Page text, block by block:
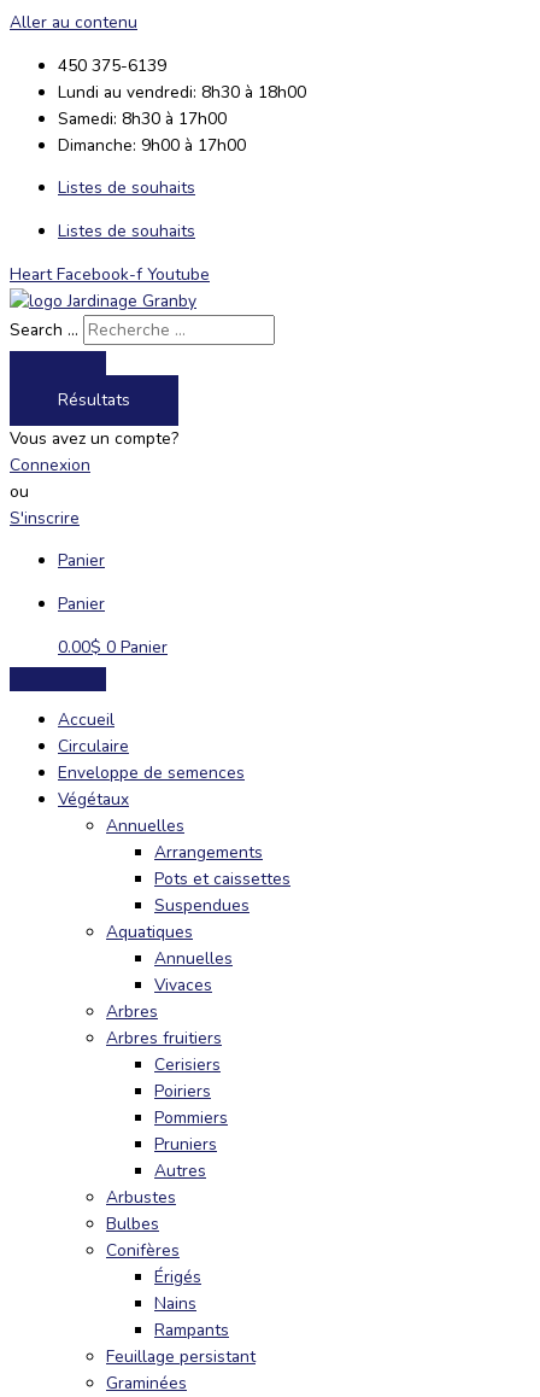
Aller au contenu
450 375-6139
Lundi au vendredi: 8h30 à 18h00
Samedi: 8h30 à 17h00
Dimanche: 9h00 à 17h00
Listes de souhaits
Listes de souhaits
Heart Facebook-f Youtube
Search ...
Résultats
Vous avez un compte?
Connexion
ou
S'inscrire
Panier
Panier
0.00$ 0 Panier
Accueil
Circulaire
Enveloppe de semences
Végétaux
Annuelles
Arrangements
Pots et caissettes
Suspendues
Aquatiques
Annuelles
Vivaces
Arbres
Arbres fruitiers
Cerisiers
Poiriers
Pommiers
Pruniers
Autres
Arbustes
Bulbes
Conifères
Érigés
Nains
Rampants
Feuillage persistant
Graminées